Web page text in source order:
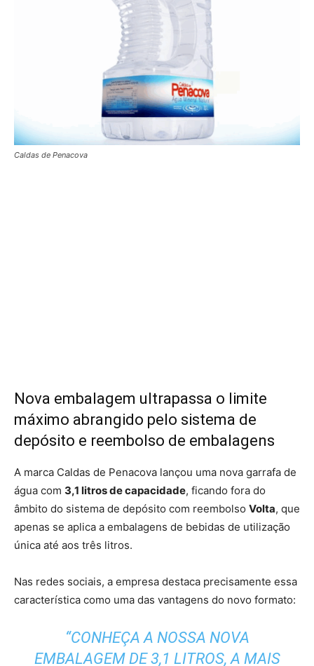
Caldas de Penacova
Nova embalagem ultrapassa o limite
máximo abrangido pelo sistema de
depósito e reembolso de embalagens
A marca Caldas de Penacova lançou uma nova garrafa de
água com 3,1 litros de capacidade, ficando fora do
âmbito do sistema de depósito com reembolso Volta, que
apenas se aplica a embalagens de bebidas de utilização
única até aos três litros.
Nas redes sociais, a empresa destaca precisamente essa
característica como uma das vantagens do novo formato:
“CONHEÇA A NOSSA NOVA
EMBALAGEM DE 3,1 LITROS, A MAIS